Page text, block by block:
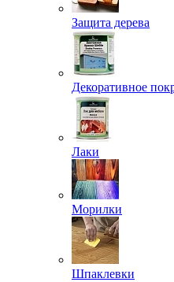
Защита дерева
Декоративное
Лаки
Морилки
Шпаклевки